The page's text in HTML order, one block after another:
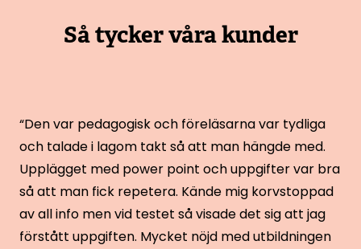
Så tycker våra kunder
“Den var pedagogisk och föreläsarna var tydliga
och talade i lagom takt så att man hängde med.
Upplägget med power point och uppgifter var bra
så att man fick repetera. Kände mig korvstoppad
av all info men vid testet så visade det sig att jag
förstått uppgiften. Mycket nöjd med utbildningen